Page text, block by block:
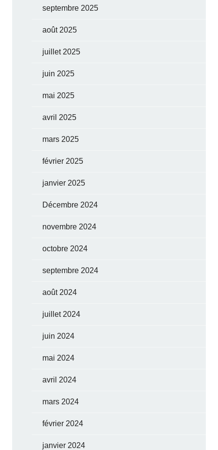
septembre 2025
août 2025
juillet 2025
juin 2025
mai 2025
avril 2025
mars 2025
février 2025
janvier 2025
Décembre 2024
novembre 2024
octobre 2024
septembre 2024
août 2024
juillet 2024
juin 2024
mai 2024
avril 2024
mars 2024
février 2024
janvier 2024